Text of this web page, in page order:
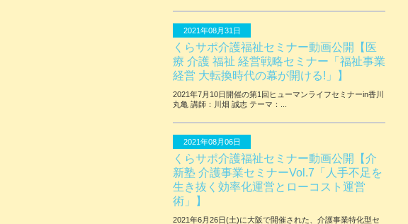
2021年08月31日
くらサポ介護福祉セミナー動画公開【医
療 介護 福祉 経営戦略セミナー「福祉事業
経営 大転換時代の幕が開ける!」】
2021年7月10日開催の第1回ヒューマンライフセミナーin香川
丸亀 講師：川畑 誠志 テーマ：...
2021年08月06日
くらサポ介護福祉セミナー動画公開【介
新塾 介護事業セミナーVol.7「人手不足を
生き抜く効率化運営とローコスト運営
術」】
2021年6月26日(土)に大阪で開催された、介護事業特化型セ